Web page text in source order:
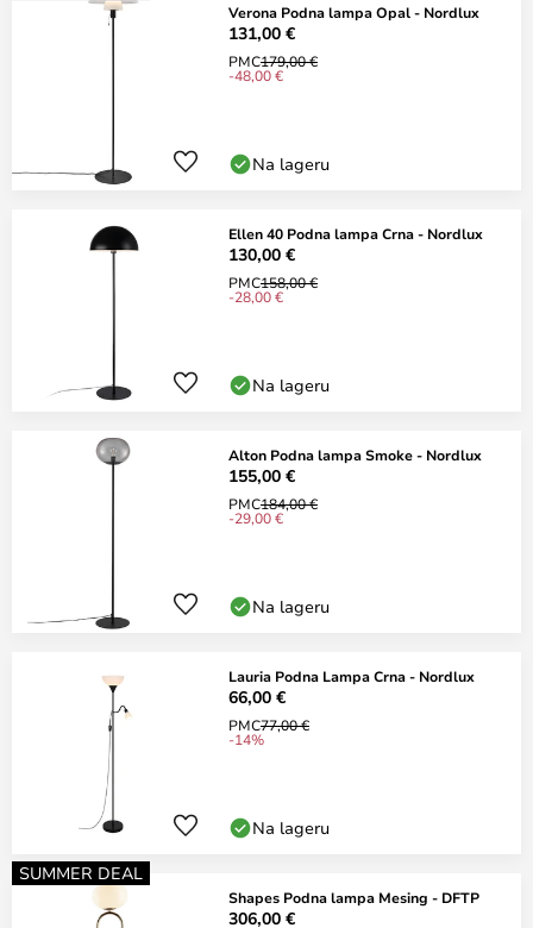
Verona Podna lampa Opal - Nordlux
131,00 €
PMC179,00 €
-48,00 €
Na lageru
Ellen 40 Podna lampa Crna - Nordlux
130,00 €
PMC158,00 €
-28,00 €
Na lageru
Alton Podna lampa Smoke - Nordlux
155,00 €
PMC184,00 €
-29,00 €
Na lageru
Lauria Podna Lampa Crna - Nordlux
66,00 €
PMC77,00 €
-14%
Na lageru
SUMMER DEAL
Shapes Podna lampa Mesing - DFTP
306,00 €